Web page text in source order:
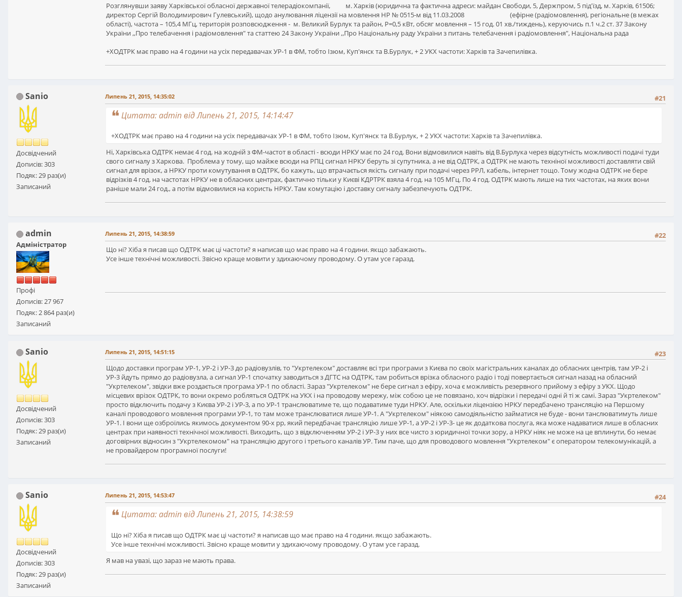
Розглянувши заяву Харківської обласної державної телерадіокомпанії, м. Харків (юридична та фактична адреси: майдан Свободи, 5, Держпром, 5 під'їзд, м. Харків, 61506;
директор Сергій Володимирович Гулевський), щодо анулювання ліцензії на мовлення НР № 0515-м від 11.03.2008 (ефірне (радіомовлення), регіональне (в межах
області), частота – 105,4 МГц, територія розповсюдження - м. Великий Бурлук та район, Р=0,5 кВт, обсяг мовлення – 15 год. 01 хв./тиждень), керуючись п.1 ч.2 ст. 37 Закону
України ,,Про телебачення і радіомовлення" та статтею 24 Закону України ,,Про Національну раду України з питань телебачення і радіомовлення", Національна рада
+ХОДТРК має право на 4 години на усіх передавачах УР-1 в ФМ, тобто Ізюм, Куп'янск та В.Бурлук, + 2 УКХ частоти: Харків та Зачепилівка.
Sanio
Досвідчений
Дописів: 303
Подяк: 29 раз(и)
Записаний
#21
Липень 21, 2015, 14:35:02
Цитата: admin від Липень 21, 2015, 14:14:47
+ХОДТРК має право на 4 години на усіх передавачах УР-1 в ФМ, тобто Ізюм, Куп'янск та В.Бурлук, + 2 УКХ частоти: Харків та Зачепилівка.
Ні, Харківська ОДТРК немає 4 год. на жодній з ФМ-частот в області - всюди НРКУ має по 24 год. Вони відмовилися навіть від В.Бурлука через відсутність можливості подачі туди
свого сигналу з Харкова. Проблема у тому, що майже всюди на РПЦ сигнал НРКУ беруть зі супутника, а не від ОДТРК, а ОДТРК не мають техніної можливості доставляти свій
сигнал для врізок, а НРКУ проти комутування в ОДТРК, бо кажуть, що втрачається якість сигналу при подачі через РРЛ, кабель, інтернет тощо. Тому жодна ОДТРК не бере
відрізків 4 год. на частотах НРКУ не в обласних центрах, фактично тільки у Києві КДРТРК взяла 4 год. на 105 МГц. По 4 год. ОДТРК мають лише на тих частотах, на яких вони
раніше мали 24 год., а потім відмовилися на користь НРКУ. Там комутацію і доставку сигналу забезпечують ОДТРК.
admin
Адміністратор
Профі
Дописів: 27 967
Подяк: 2 864 раз(и)
Записаний
#22
Липень 21, 2015, 14:38:59
Що ні? Хіба я писав що ОДТРК має ці частоти? я написав що має право на 4 години. якщо забажають.
Усе інше технічні можливості. Звісно краще мовити у здихаючому проводому. О утам усе гаразд.
Sanio
Досвідчений
Дописів: 303
Подяк: 29 раз(и)
Записаний
#23
Липень 21, 2015, 14:51:15
Щодо доставки програм УР-1, УР-2 і УР-3 до радіовузлів, то "Укртелеком" доставляє всі три програми з Києва по своїх магістральних каналах до обласних центрів, там УР-2 і
УР-3 йдуть прямо до радіовузла, а сигнал УР-1 спочатку заводиться з ДГТС на ОДТРК, там робиться врізка обласного радіо і тоді повертається сигнал назад на обласний
"Укртелеком", звідки вже роздається програма УР-1 по області. Зараз "Укртелеком" не бере сигнал з ефіру, хоча є можливість резервного прийому з ефіру з УКХ. Щодо
місцевих врізок ОДТРК, то вони окремо робляться ОДТРК на УКХ і на проводову мережу, між собою це не повязано, хоч відрізки і передачі одні й ті ж самі. Зараз "Укртелеком"
просто відключить подачу з Києва УР-2 і УР-3, а по УР-1 транслюватиме те, що подаватиме туди НРКУ. Але, оскільки ліцензією НРКУ передбачено трансляцію на Першому
каналі проводового мовлення програми УР-1, то там може транслюватися лише УР-1. А "Укртелеком" ніякою самодіяльністю займатися не буде - вони танслюватимуть лише
УР-1. І вони ще озброїлись якимось документом 90-х рр, який передбачає трансляцію лише УР-1, а УР-2 і УР-3- це як додаткова послуга, яка може надаватися лише в обласних
центрах при наявності технічної можливості. Виходить, що з відключенням УР-2 і УР-3 у них все чисто з юридичної точки зору, а НРКУ ніяк не може на це вплинути, бо немає
договірних відносин з "Укртелекомом" на трансляцію другого і третього каналів УР. Тим паче, що для проводового мовлення "Укртелеком" є оператором телекомунікацій, а
не провайдером програмної послуги!
Sanio
Досвідчений
Дописів: 303
Подяк: 29 раз(и)
Записаний
#24
Липень 21, 2015, 14:53:47
Цитата: admin від Липень 21, 2015, 14:38:59
Що ні? Хіба я писав що ОДТРК має ці частоти? я написав що має право на 4 години. якщо забажають.
Усе інше технічні можливості. Звісно краще мовити у здихаючому проводому. О утам усе гаразд.
Я мав на увазі, що зараз не мають права.